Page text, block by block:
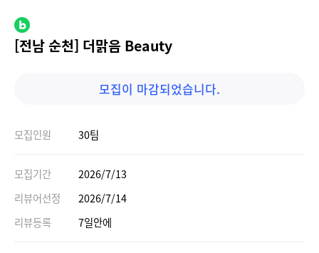
[전남 순천] 더맑음 Beauty
모집이 마감되었습니다.
모집인원 30팀
모집기간
2026/7/13
리뷰어선정
2026/7/14
리뷰등록
7일안에